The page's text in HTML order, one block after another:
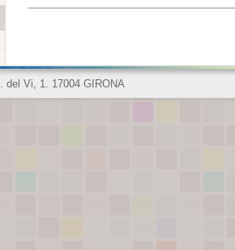
del Vi, 1. 17004 GIRONA